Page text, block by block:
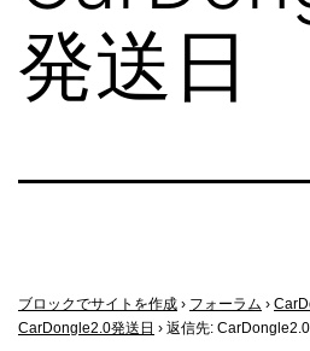
発送日
ブロックでサイトを作成 › フォーラム ›
CarDongle2.0発送日 › 返信先: